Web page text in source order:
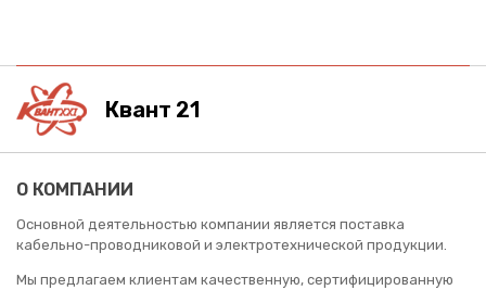
Квант 21
О КОМПАНИИ
Основной деятельностью компании является поставка
кабельно-проводниковой и электротехнической продукции.
Мы предлагаем клиентам качественную, сертифицированную